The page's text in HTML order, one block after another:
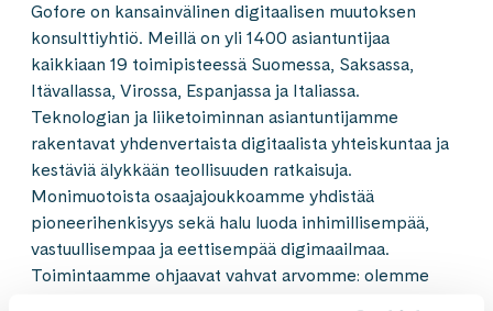
Gofore on kansainvälinen digitaalisen muutoksen
konsulttiyhtiö. Meillä on yli 1400 asiantuntijaa
kaikkiaan 19 toimipisteessä Suomessa, Saksassa,
Itävallassa, Virossa, Espanjassa ja Italiassa.
Teknologian ja liiketoiminnan asiantuntijamme
rakentavat yhdenvertaista digitaalista yhteiskuntaa ja
kestäviä älykkään teollisuuden ratkaisuja.
Monimuotoista osaajajoukkoamme yhdistää
pioneerihenkisyys sekä halu luoda inhimillisempää,
vastuullisempaa ja eettisempää digimaailmaa.
Toimintaamme ohjaavat vahvat arvomme: olemme